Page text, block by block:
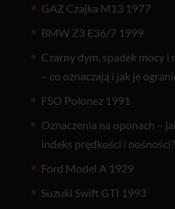
GAZ Czajka M13 1977
BMW Z3 E36/7 1999
Czarny dym, spadek mocy i
– co oznaczają i jak je
FSO Polonez 1991
Oznaczenia na oponach –
indeks prędkości i nośności?
Ford Model A 1929
Suzuki Swift GTI 1993